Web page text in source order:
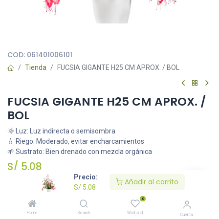
Precio:
S/ 5.08
Añadir al carrito
Home Search
0
Wishlist Cuenta
COD: 061401006101
Tienda FUCSIA GIGANTE H25 CM APROX. / BOL
FUCSIA GIGANTE H25 CM APROX. /
BOL
🌞 Luz: Luz indirecta o semisombra
💧 Riego: Moderado, evitar encharcamientos
🌱 Sustrato: Bien drenado con mezcla orgánica
S/ 5.08
Añadir al carrito